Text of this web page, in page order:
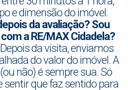
e dimensão do imóvel.
da avaliação? Sou
a RE/MAX Cidadela?
da visita, enviamos
do valor do imóvel. A
não) é sempre sua. Só
sentir que faz sentido para